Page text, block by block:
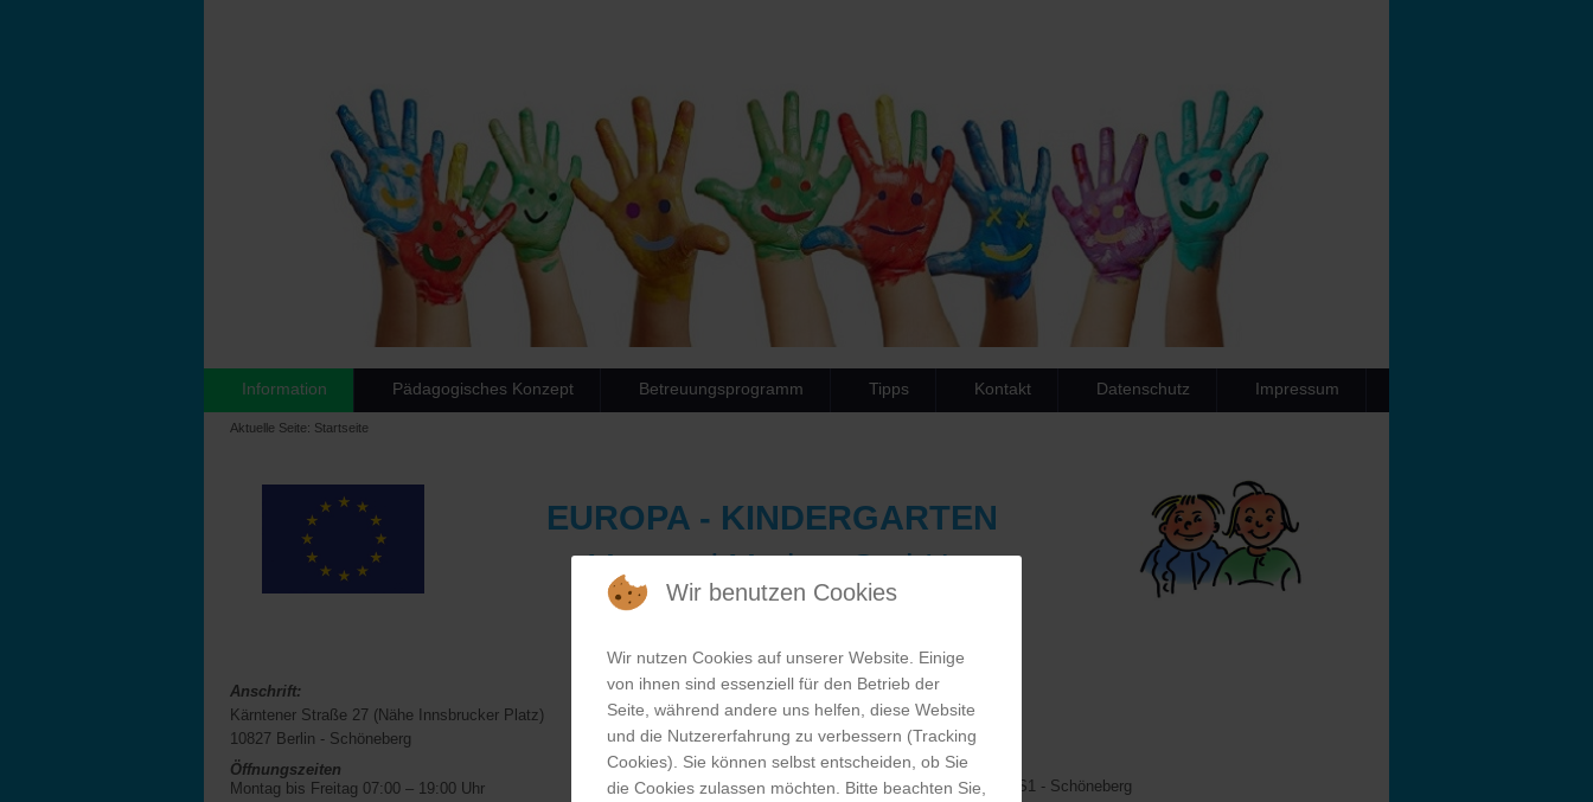
Information Pädagogisches Konzept Betreuungsprogramm Tipps Kontakt Datenschutz Impressum
Aktuelle Seite: Startseite
EUROPA - KINDERGARTEN
Max und Moritz gGmbH
Anschrift:
Kärntener Straße 27 (Nähe Innsbrucker Platz)
10827 Berlin - Schöneberg
Öffnungszeiten
Montag bis Freitag 07:00 – 19:00 Uhr
Fahrverbindungen:
Bus:
148 , 185, 146, 348
S-Bahn:
S41 / S42 - Innsbrucker Platz, S41 / S42 / S1 - Schöneberg
Wir benutzen Cookies
Wir nutzen Cookies auf unserer Website. Einige
von ihnen sind essenziell für den Betrieb der
Seite, während andere uns helfen, diese Website
und die Nutzererfahrung zu verbessern (Tracking
Cookies). Sie können selbst entscheiden, ob Sie
die Cookies zulassen möchten. Bitte beachten Sie,